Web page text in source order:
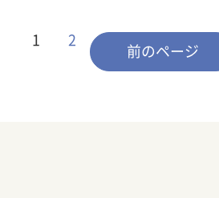
前のページ
1 2